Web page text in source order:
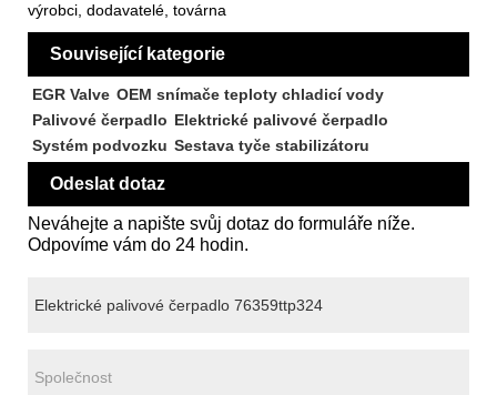
výrobci, dodavatelé, továrna
Související kategorie
EGR Valve OEM snímače teploty chladicí vody
Palivové čerpadlo Elektrické palivové čerpadlo
Systém podvozku Sestava tyče stabilizátoru
Odeslat dotaz
Neváhejte a napište svůj dotaz do formuláře níže.
Odpovíme vám do 24 hodin.